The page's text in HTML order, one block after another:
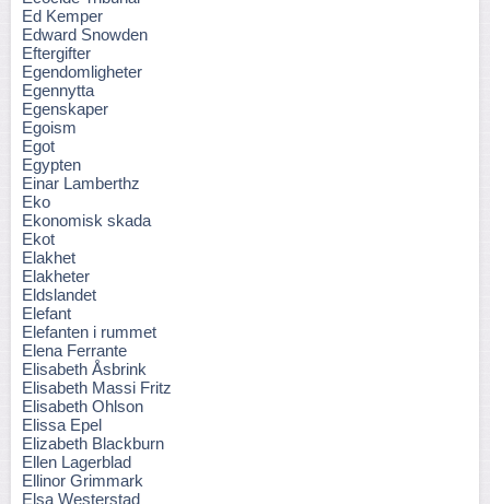
Ed Kemper
Edward Snowden
Eftergifter
Egendomligheter
Egennytta
Egenskaper
Egoism
Egot
Egypten
Einar Lamberthz
Eko
Ekonomisk skada
Ekot
Elakhet
Elakheter
Eldslandet
Elefant
Elefanten i rummet
Elena Ferrante
Elisabeth Åsbrink
Elisabeth Massi Fritz
Elisabeth Ohlson
Elissa Epel
Elizabeth Blackburn
Ellen Lagerblad
Ellinor Grimmark
Elsa Westerstad